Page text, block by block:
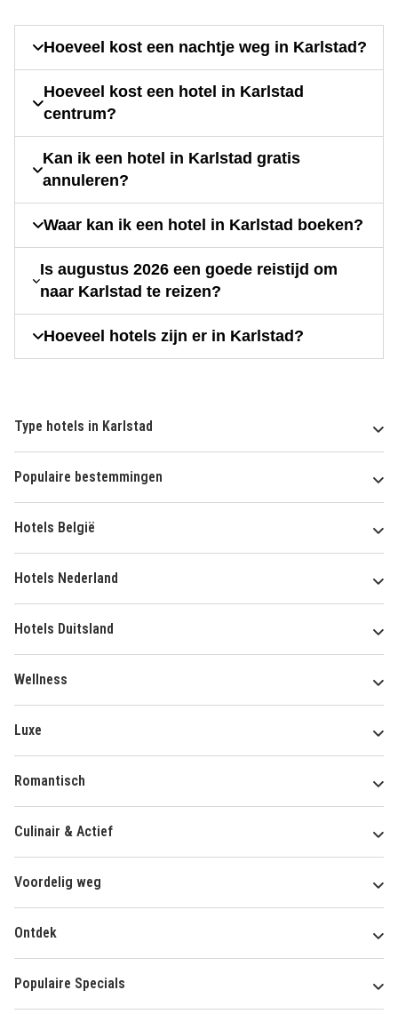
Hoeveel kost een nachtje weg in Karlstad?
Hoeveel kost een hotel in Karlstad
centrum?
Kan ik een hotel in Karlstad gratis
annuleren?
Waar kan ik een hotel in Karlstad boeken?
Is augustus 2026 een goede reistijd om
naar Karlstad te reizen?
Hoeveel hotels zijn er in Karlstad?
Type hotels in Karlstad
Populaire bestemmingen
Hotels België
Hotels Nederland
Hotels Duitsland
Wellness
Luxe
Romantisch
Culinair & Actief
Voordelig weg
Ontdek
Populaire Specials